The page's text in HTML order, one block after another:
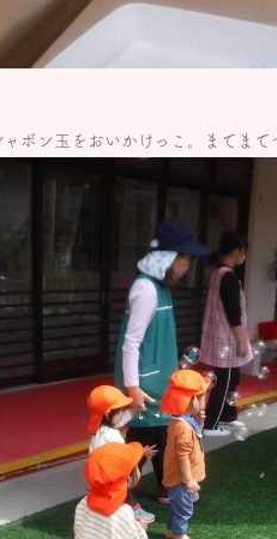
ボン玉をおいかけっこ。まてまて